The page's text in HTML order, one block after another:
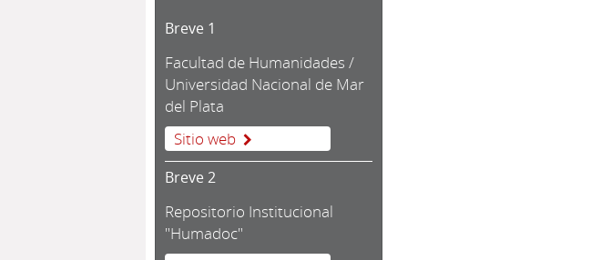
Breve 1
Facultad de Humanidades /
Universidad Nacional de Mar
del Plata
Sitio web
Breve 2
Repositorio Institucional
"Humadoc"